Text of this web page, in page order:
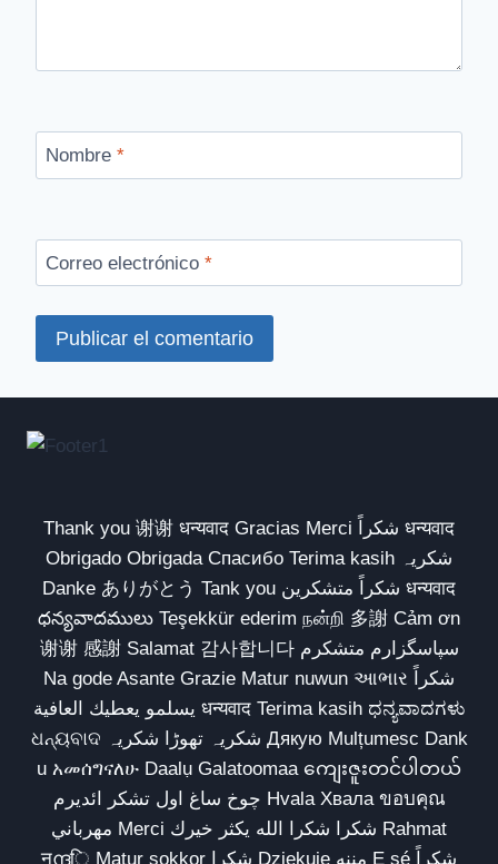
Nombre *
Correo electrónico *
Thank you 谢谢 धन्यवाद Gracias Merci شكراً धन्यवाद
Obrigado Obrigada Спасибо Terima kasih شکریہ
Danke ありがとう Tank you شكراً متشكرين धन्यवाद
ధన్యవాదములు Teşekkür ederim நன்றி 多謝 Cảm ơn
谢谢 感謝 Salamat 감사합니다 سپاسگزارم متشکرم
Na gode Asante Grazie Matur nuwun આભાર شكراً
يسلمو يعطيك العافية धन्यवाद Terima kasih ಧನ್ಯವಾದಗಳು
ଧନ୍ୟବାଦ شکریہ تھوڑا شکریہ Дякую Mulțumesc Dank
u አመሰግናለሁ Daalụ Galatoomaa ကျေးဇူးတင်ပါတယ်
چوخ ساغ اول تشکر ائدیرم Hvala Хвала ขอบคุณ
مهرباني Merci شكرا شكرا الله يكثر خيرك Rahmat
नന്ദि Matur sokkor شكرا Dziękuję مننه Ẹ ṣé شكراً